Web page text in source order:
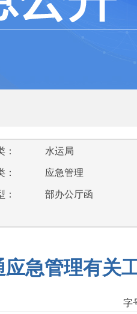
水运局
应急管理
部办公厅函
急管理有关
字